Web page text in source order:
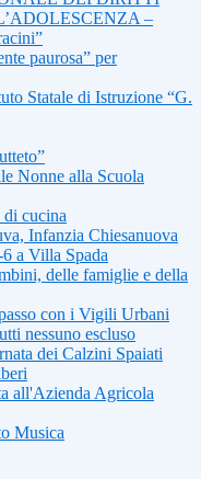
–
paurosa” per
Statale di Istruzione “G.
Nonne alla Scuola
cucina
Infanzia Chiesanuova
a Villa Spada
delle famiglie e della
con i Vigili Urbani
nessuno escluso
dei Calzini Spaiati
all'Azienda Agricola
Musica